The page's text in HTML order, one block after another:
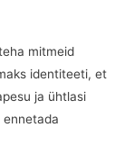
mitmeid
identiteeti, et
ja ühtlasi
ennetada